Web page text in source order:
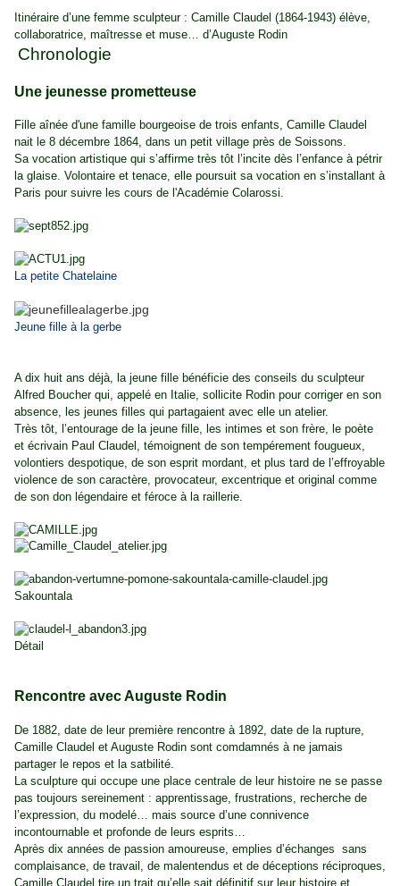
Itinéraire d’une femme sculpteur : Camille Claudel (1864-1943) élève,
collaboratrice, maîtresse et muse… d’Auguste Rodin
Chronologie
Une jeunesse prometteuse
Fille aînée d'une famille bourgeoise de trois enfants, Camille Claudel
nait le 8 décembre 1864, dans un petit village près de Soissons.
Sa vocation artistique qui s’affirme très tôt l’incite dès l’enfance à pétrir
la glaise. Volontaire et tenace, elle poursuit sa vocation en s’installant à
Paris pour suivre les cours de l'Académie Colarossi.
La petite Chatelaine
Jeune fille à la gerbe
A dix huit ans déjà, la jeune fille bénéficie des conseils du sculpteur
Alfred Boucher qui, appelé en Italie, sollicite Rodin pour corriger en son
absence, les jeunes filles qui partagaient avec elle un atelier.
Très tôt, l’entourage de la jeune fille, les intimes et son frère, le poète
et écrivain Paul Claudel, témoignent de son tempérement fougueux,
volontiers despotique, de son esprit mordant, et plus tard de l’effroyable
violence de son caractère, provocateur, excentrique et original comme
de son don légendaire et féroce à la raillerie.
Sakountala
Détail
Rencontre avec Auguste Rodin
De 1882, date de leur première rencontre à 1892, date de la rupture,
Camille Claudel et Auguste Rodin sont comdamnés à ne jamais
partager le repos et la satbilité.
La sculpture qui occupe une place centrale de leur histoire ne se passe
pas toujours sereinement : apprentissage, frustrations, recherche de
l’expression, du modelé… mais source d’une connivence
incontournable et profonde de leurs esprits…
Après dix années de passion amoureuse , emplies d’échanges sans
complaisance, de travail, de malentendus et de déceptions réciproques,
Camille Claudel tire un trait qu’elle sait définitif sur leur histoire et